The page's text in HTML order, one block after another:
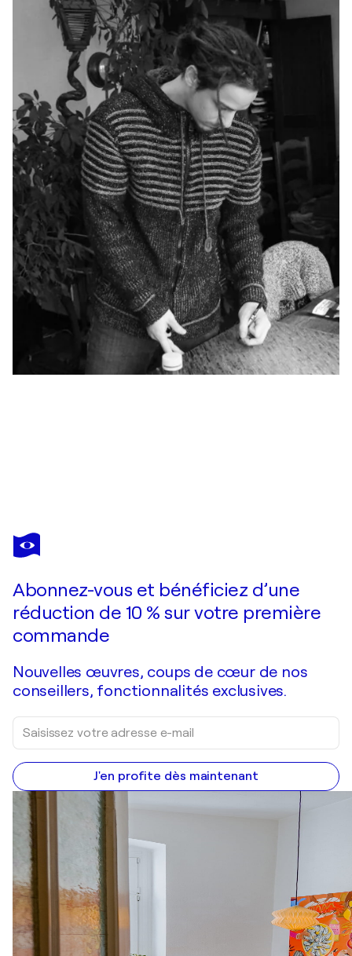
JONATHAN PRADILLON
Réfraction
Abonnez-vous et bénéficiez d’une
réduction de 10 % sur votre première
commande
Nouvelles œuvres, coups de cœur de nos
conseillers, fonctionnalités exclusives.
J'en profite dès maintenant